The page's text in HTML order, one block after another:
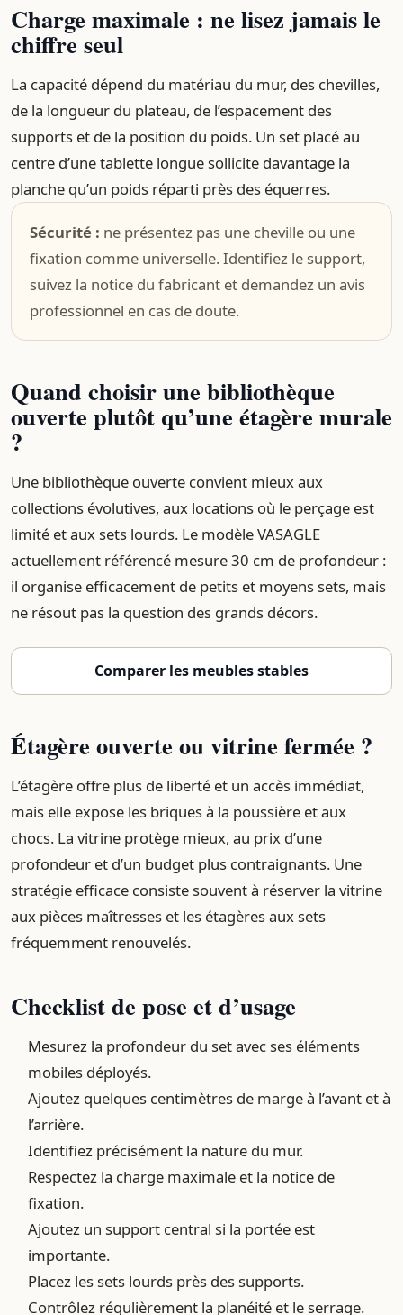
Charge maximale : ne lisez jamais le
chiffre seul
La capacité dépend du matériau du mur, des chevilles,
de la longueur du plateau, de l’espacement des
supports et de la position du poids. Un set placé au
centre d’une tablette longue sollicite davantage la
planche qu’un poids réparti près des équerres.
Sécurité : ne présentez pas une cheville ou une
fixation comme universelle. Identifiez le support,
suivez la notice du fabricant et demandez un avis
professionnel en cas de doute.
Quand choisir une bibliothèque
ouverte plutôt qu’une étagère murale
?
Une bibliothèque ouverte convient mieux aux
collections évolutives, aux locations où le perçage est
limité et aux sets lourds. Le modèle VASAGLE
actuellement référencé mesure 30 cm de profondeur :
il organise efficacement de petits et moyens sets, mais
ne résout pas la question des grands décors.
Comparer les meubles stables
Étagère ouverte ou vitrine fermée ?
L’étagère offre plus de liberté et un accès immédiat,
mais elle expose les briques à la poussière et aux
chocs. La vitrine protège mieux, au prix d’une
profondeur et d’un budget plus contraignants. Une
stratégie efficace consiste souvent à réserver la vitrine
aux pièces maîtresses et les étagères aux sets
fréquemment renouvelés.
Checklist de pose et d’usage
Mesurez la profondeur du set avec ses éléments
mobiles déployés.
Ajoutez quelques centimètres de marge à l’avant et à
l’arrière.
Identifiez précisément la nature du mur.
Respectez la charge maximale et la notice de
fixation.
Ajoutez un support central si la portée est
importante.
Placez les sets lourds près des supports.
Contrôlez régulièrement la planéité et le serrage.